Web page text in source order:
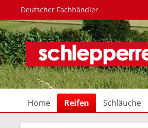
Deutscher Fachhändler
Home Reifen Schläuche